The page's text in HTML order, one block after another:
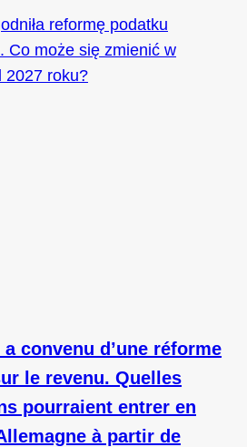
convenu d’une réforme
le revenu. Quelles
pourraient entrer en
à partir de